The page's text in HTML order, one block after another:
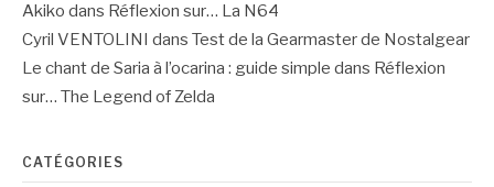
Akiko dans Réflexion sur… La N64
Cyril VENTOLINI
dans Test de la Gearmaster de Nostalgear
Le chant de Saria à l’ocarina : guide simple dans Réflexion
sur… The Legend of Zelda
CATÉGORIES